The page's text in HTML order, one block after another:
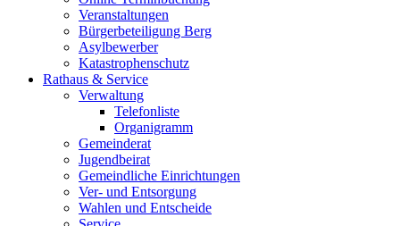
Veranstaltungen
Bürgerbeteiligung Berg
Asylbewerber
Katastrophenschutz
Rathaus & Service
Verwaltung
Telefonliste
Organigramm
Gemeinderat
Jugendbeirat
Gemeindliche Einrichtungen
Ver- und Entsorgung
Wahlen und Entscheide